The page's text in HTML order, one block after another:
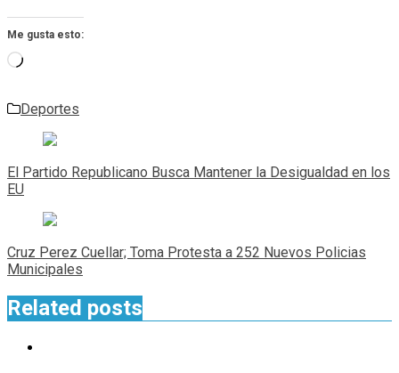
Me gusta esto:
Cargando...
Deportes
Navegación
de
entradas
El Partido Republicano Busca Mantener la Desigualdad en los
EU
Cruz Perez Cuellar; Toma Protesta a 252 Nuevos Policias
Municipales
Related posts